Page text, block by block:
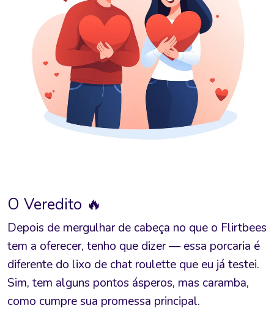
O Veredito 🔥
Depois de mergulhar de cabeça no que o Flirtbees
tem a oferecer, tenho que dizer — essa porcaria é
diferente do lixo de chat roulette que eu já testei.
Sim, tem alguns pontos ásperos, mas caramba,
como cumpre sua promessa principal.